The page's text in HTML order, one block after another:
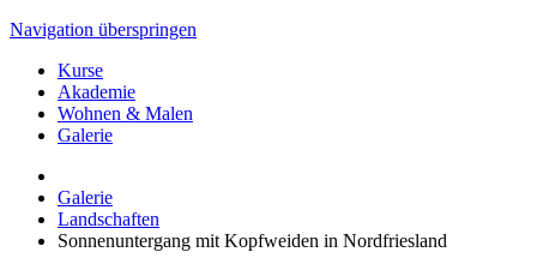
Navigation überspringen
Kurse
Akademie
Wohnen & Malen
Galerie
Galerie
Landschaften
Sonnenuntergang mit Kopfweiden in Nordfriesland